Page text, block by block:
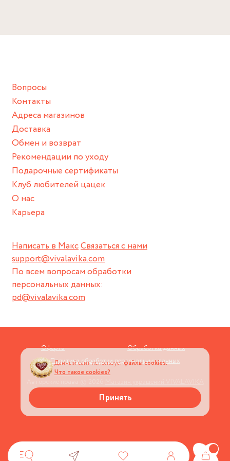
Снимайте ваше украшение перед купанием (и в море, и в
спортивный инвентарь).
Храните изделие в сухом месте.
Для надежного хранения мы доставляем все изделия в
нашей фирменной коробке или упаковке бренда.
Пожалуйста, используйте эту упаковку для хранения,
пока не носите украшение на себе.
Написать в МаксСвязаться с нами
support@vivalavika.com
По всем вопросам обработки
персональных данных:
pd@vivalavika.com
Вопросы
Контакты
Адреса магазинов
Доставка
Обмен и возврат
Рекомендации по уходу
Подарочные сертификаты
Клуб любителей цацек
О нас
Карьера
Оферта
Обработка данных
Политика обработки персональных данных
Данный сайт используетфайлы cookies.
Что такое cookies?
Принять